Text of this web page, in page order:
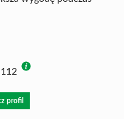
112
profil